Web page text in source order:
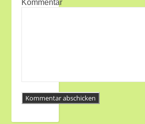
Kommentar